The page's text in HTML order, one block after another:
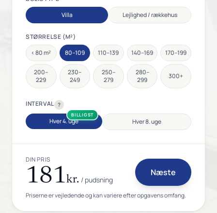
Villa
Lejlighed / rækkehus
STØRRELSE (M²)
< 80 m²
80–109 110–139 140–169 170–199
200–
229
230–
249
250–
279
280–
299
300+
INTERVAL ?
Hver 4. uge
BILLIGST
Hver 8. uge
DIN PRIS
181kr. / pudsning
Næste
Priserne er vejledende og kan variere efter opgavens omfang.